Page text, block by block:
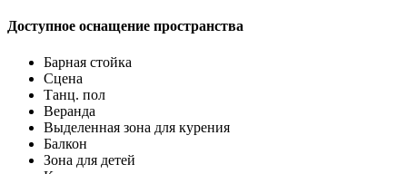
Доступное оснащение пространства
Барная стойка
Сцена
Танц. пол
Веранда
Выделенная зона для курения
Балкон
Зона для детей